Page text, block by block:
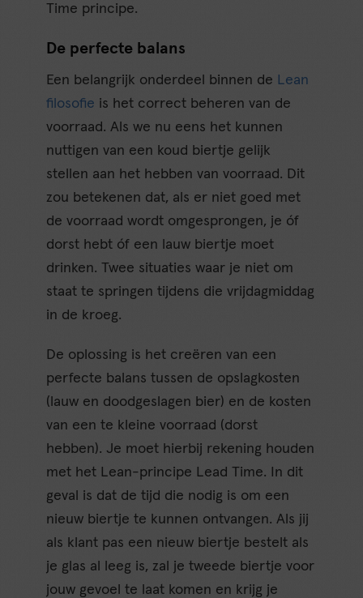
Time principe.
De perfecte balans
Een belangrijk onderdeel binnen de Lean
filosofie is het correct beheren van de
voorraad. Als we nu eens het kunnen
nuttigen van een koud biertje gelijk
stellen aan het hebben van voorraad. Dit
zou betekenen dat, als er niet goed met
de voorraad wordt omgesprongen, je óf
dorst hebt óf een lauw biertje moet
drinken. Twee situaties waar je niet om
staat te springen tijdens die vrijdagmiddag
in de kroeg.
De oplossing is het creëren van een
perfecte balans tussen de opslagkosten
(lauw en doodgeslagen bier) en de kosten
van een te kleine voorraad (dorst
hebben). Je moet hierbij rekening houden
met het Lean-principe Lead Time. In dit
geval is dat de tijd die nodig is om een
nieuw biertje te kunnen ontvangen. Als jij
als klant pas een nieuw biertje bestelt als
je glas al leeg is, zal je tweede biertje voor
jouw gevoel te laat komen en krijg je